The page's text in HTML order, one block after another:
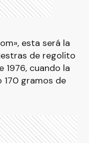
esta será la
de regolito
1976, cuando la
170 gramos de